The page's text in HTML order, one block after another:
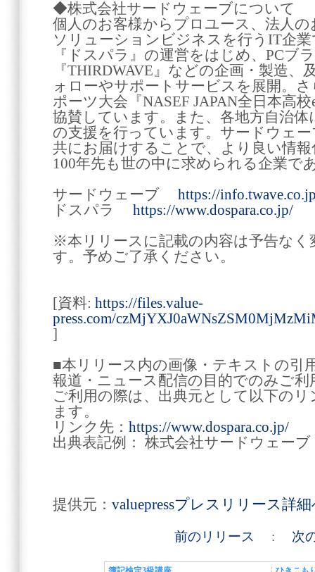
◆株式会社サードウェーブについて
個人のお客様からプロユース、法人
ソリューションビジネスを行うIT企
『ドスパラ』の運営をはじめ、PCブ
『THIRDWAVE』などの企画・製造
ォローやサポートサービスを展開。
ポーツ大会『NASEF JAPAN全日本高
協賛しています。また、各地方自治
の支援を行っています。サードウェ
共にお届けすることで、より良い情
100年先も世の中に求められる企業で
サードウェーブ https://
ドスパラ https://www.dospara.co.jp/
※本リリースに記載の内容は予告なく
す。予めご了承ください。
[資料: https://files.value-
press.com/
]
■本リリース内の画像・テキストの引
報道・ニュース配信の目的でのみご
ご利用の際は、出典元として以下の
ます。
リンク先： https://www.dospara.co.jp/
出典表記例： 株式会社サードウェーブ
提供元： valuepressプレスリリース詳
前のリリース : 次